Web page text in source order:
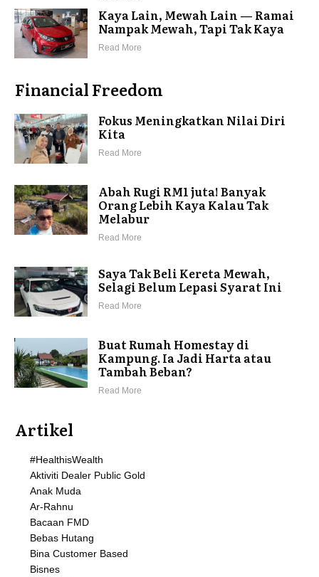
Kaya Lain, Mewah Lain — Ramai
Nampak Mewah, Tapi Tak Kaya
Read More
Financial Freedom
Fokus Meningkatkan Nilai Diri
Kita
Read More
Abah Rugi RM1 juta! Banyak
Orang Lebih Kaya Kalau Tak
Melabur
Read More
Saya Tak Beli Kereta Mewah,
Selagi Belum Lepasi Syarat Ini
Read More
Buat Rumah Homestay di
Kampung. Ia Jadi Harta atau
Tambah Beban?
Read More
Artikel
#HealthisWealth
Aktiviti Dealer Public Gold
Anak Muda
Ar-Rahnu
Bacaan FMD
Bebas Hutang
Bina Customer Based
Bisnes